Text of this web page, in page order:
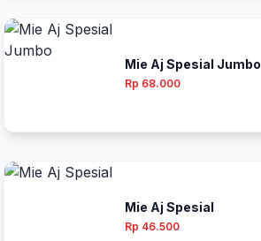
Mie Aj Spesial Jumbo
Rp 68.000
Mie Aj Spesial
Rp 46.500